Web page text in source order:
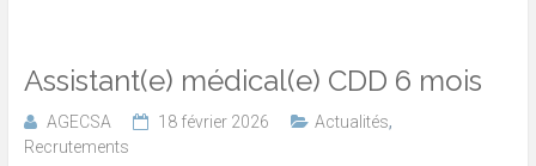
Assistant(e) médical(e) CDD 6 mois
AGECSA 18 février 2026 Actualités,
Recrutements